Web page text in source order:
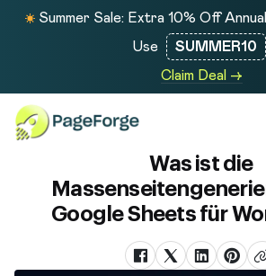
Summer Sale: Extra 10% Off
Use
SUMMER10
Claim Deal →
Was ist die
Google Sheets für